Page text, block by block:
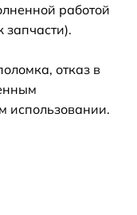
работой
отказ в
использовании.